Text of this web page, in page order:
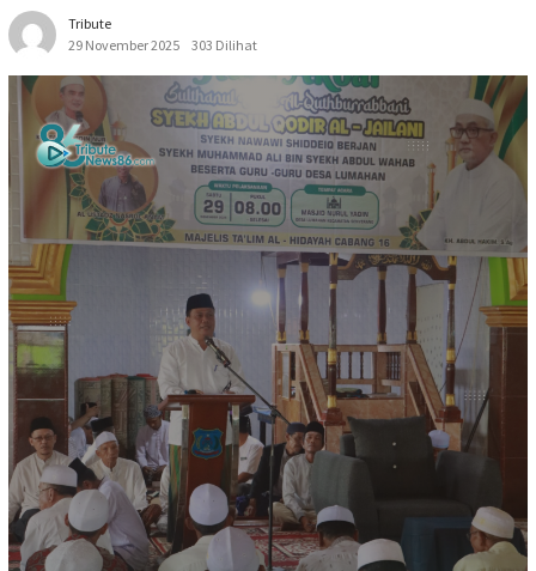
Tribute
29 November 2025
303 Dilihat